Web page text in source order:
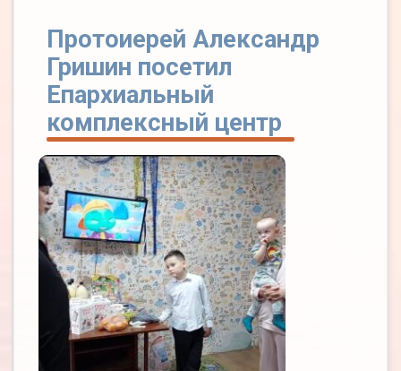
Протоиерей Александр
Гришин посетил
Епархиальный
комплексный центр